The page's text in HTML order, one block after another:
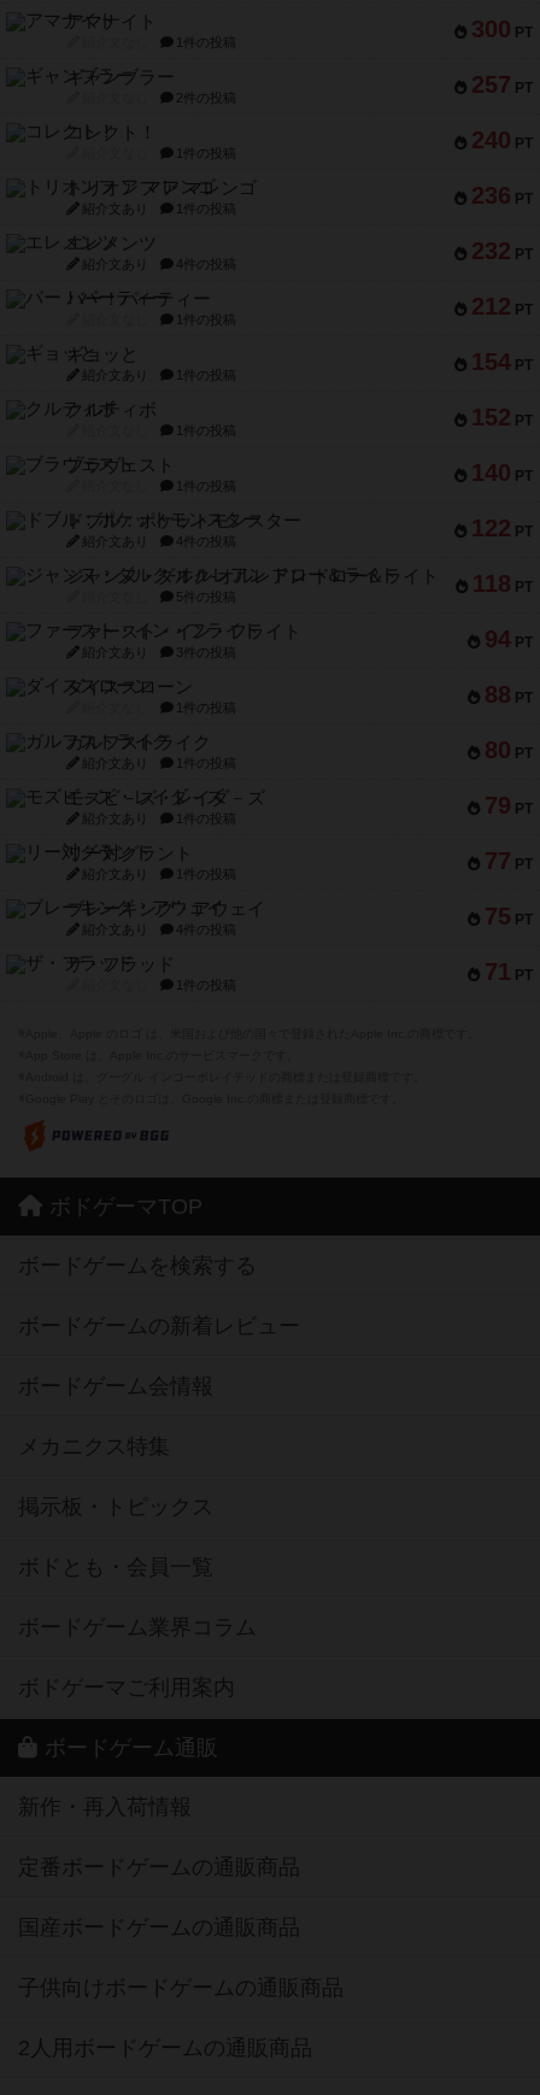
300 PT
アマナイト
1件の投稿
257 PT
ギャンブラー
2件の投稿
240 PT
コレクト！
1件の投稿
236 PT
トリオンフ ア マレンゴ
紹介文あり 1件の投稿
232 PT
エレメンツ
紹介文あり 4件の投稿
212 PT
バー！パーティー
1件の投稿
154 PT
ギョッと
紹介文あり 1件の投稿
152 PT
クルティボ
1件の投稿
140 PT
ブラヴェスト
1件の投稿
122 PT
ドブル：ポケットモンスター
紹介文あり 4件の投稿
118 PT
ジャンヌ・ダルク-オルレアン ドロー＆ライト
5件の投稿
94 PT
ファースト・イン・フライト
紹介文あり 3件の投稿
88 PT
ダイススローン
1件の投稿
80 PT
ガルフストライク
紹介文あり 1件の投稿
79 PT
モズビ－ズ・レイダ－ズ
紹介文あり 1件の投稿
77 PT
リー対グラント
紹介文あり 1件の投稿
75 PT
ブレーキング・アウェイ
紹介文あり 4件の投稿
71 PT
ザ・フラッド
1件の投稿
ボドゲーマTOP
ボードゲームを検索する
ボードゲームの新着レビュー
ボードゲーム会情報
メカニクス特集
掲示板・トピックス
ボドとも・会員一覧
ボードゲーム業界コラム
ボドゲーマご利用案内
ボードゲーム通販
新作・再入荷情報
定番ボードゲームの通販商品
国産ボードゲームの通販商品
子供向けボードゲームの通販商品
2人用ボードゲームの通販商品